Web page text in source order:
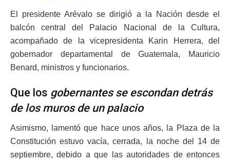
El presidente Arévalo se dirigió a la Nación desde el
balcón central del Palacio Nacional de la Cultura,
acompañado de la vicepresidenta Karin Herrera, del
gobernador departamental de Guatemala, Mauricio
Benard, ministros y funcionarios.
Que los gobernantes se escondan detrás
de los muros de un palacio
Asimismo, lamentó que hace unos años, la Plaza de la
Constitución estuvo vacía, cerrada, la noche del 14 de
septiembre, debido a que las autoridades de entonces